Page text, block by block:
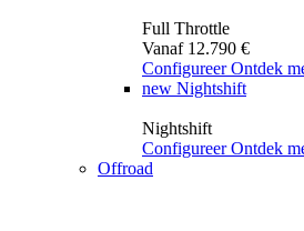
Full Throttle
Vanaf 12.790 €
Configureer Ontdek
new Nightshift
Nightshift
Configureer Ontdek
Offroad